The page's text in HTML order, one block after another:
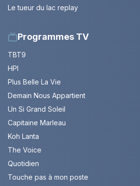
Le tueur du lac replay
Programmes TV
TBT9
HPI
Plus Belle La Vie
Demain Nous Appartient
Un Si Grand Soleil
Capitaine Marleau
Koh Lanta
The Voice
Quotidien
Touche pas à mon poste